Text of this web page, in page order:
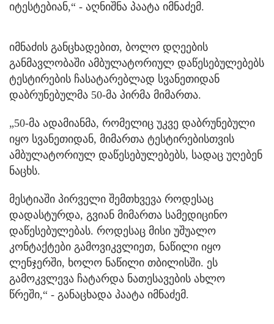
იტესტებიან,“ - აღნიშნა პაატა იმნაძემ.
იმნაძის განცხადებით, ბოლო დღეების
განმავლობაში ამბულატორიულ დაწესებულებებს
ტესტირების ჩასატარებლად სვანეთიდან
დაბრუნებულმა 50-მა პირმა მიმართა.
„50-მა ადამიანმა, რომელიც უკვე დაბრუნებული
იყო სვანეთიდან, მიმართა ტესტირებისთვის
ამბულატორიულ დაწესებულებებს, სადაც უღებენ
ნაცხს.
მესტიაში პირველი შემთხვევა როდესაც
დადასტურდა, გვიან მიმართა სამედიცინო
დაწესებულებას. როდესაც მისი უშუალო
კონტაქტები გამოვიკვლიეთ, ნაწილი იყო
ლენჯერში, ხოლო ნაწილი თბილისში. ეს
გამოკვლევა ჩატარდა ნათესავების ახლო
წრეში,“ - განაცხადა პაატა იმნაძემ.